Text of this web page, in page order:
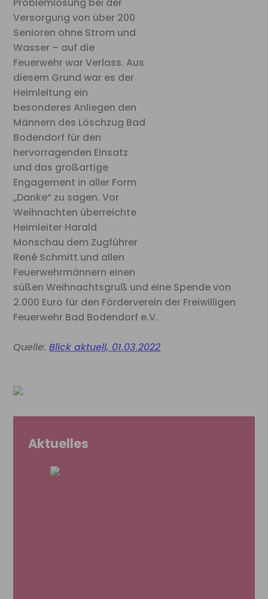
Versorgung von über 200
Senioren ohne Strom und
Wasser – auf die
Feuerwehr war Verlass. Aus
diesem Grund war es der
Heimleitung ein
besonderes Anliegen den
Männern des Löschzug Bad
Bodendorf für den
hervorragenden Einsatz
und das großartige
Engagement in aller Form
„Danke“ zu sagen. Vor
Weihnachten überreichte
Heimleiter Harald
Monschau dem Zugführer
René Schmitt und allen
Feuerwehrmännern einen
süßen Weihnachtsgruß und eine Spende von
2.000 Euro für den Förderverein der Freiwilligen
Feuerwehr Bad Bodendorf e.V.
Quelle:Blick aktuell, 01.03.2022
Aktuelles